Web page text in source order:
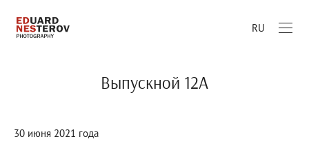
RU
Выпускной 12А
30 июня 2021 года